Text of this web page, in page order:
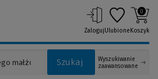
Szukaj
Wyszukiwanie
zaawansowane
ZalogujUlubione
0
Koszyk